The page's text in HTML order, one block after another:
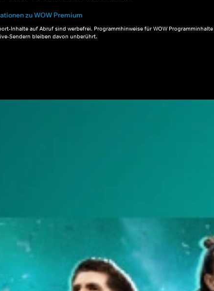
zu WOW Premium
Inhalte auf Abruf sind werbefrei. Programmhinweise für WOW
Sendern bleiben davon unberührt.